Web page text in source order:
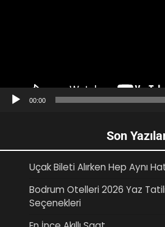
00:00
Son
Uçak Bileti Alırken Hep Aynı
Bodrum Otelleri 2026 Yaz
Seçenekleri